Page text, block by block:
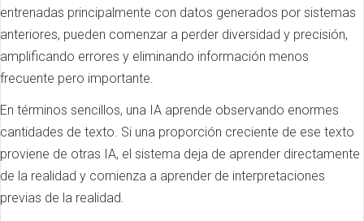
entrenadas principalmente con datos generados por sistemas
anteriores, pueden comenzar a perder diversidad y precisión,
amplificando errores y eliminando información menos
frecuente pero importante.
En términos sencillos, una IA aprende observando enormes
cantidades de texto. Si una proporción creciente de ese texto
proviene de otras IA, el sistema deja de aprender directamente
de la realidad y comienza a aprender de interpretaciones
previas de la realidad.